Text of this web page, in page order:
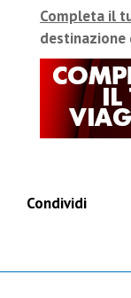
Completa il
destinazione
Condividi